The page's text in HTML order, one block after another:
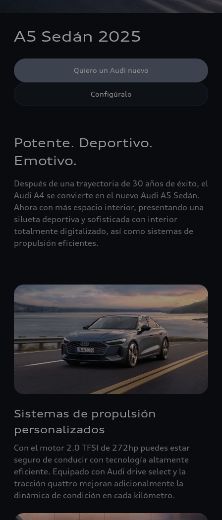
A5 Sedán 2025
Quiero un Audi nuevo
Configúralo
Potente. Deportivo.
Emotivo.
Después de una trayectoria de 30 años de éxito, el
Audi A4 se convierte en el nuevo Audi A5 Sedán.
Ahora con más espacio interior, presentando una
silueta deportiva y sofisticada con interior
totalmente digitalizado, así como sistemas de
propulsión eficientes.
Sistemas de propulsión
personalizados
Con el motor 2.0 TFSI de 272hp puedes estar
seguro de conducir con tecnología altamente
eficiente. Equipado con Audi drive select y la
tracción quattro mejoran adicionalmente la
dinámica de condición en cada kilómetro.